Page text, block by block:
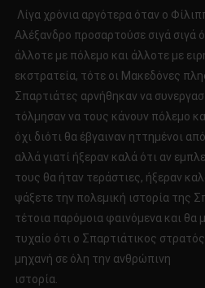
Λίγα χρόνια αργότερα όταν ο
Αλέξανδρο προσαρτούσε σιγά σιγά
άλλοτε με πόλεμο και άλλοτε με
εκστρατεία, τότε οι Μακεδόνες
Σπαρτιάτες αρνήθηκαν να
τόλμησαν να τους κάνουν πόλεμο
όχι διότι θα έβγαιναν ηττημένοι
αλλά γιατί ήξεραν καλά ότι αν
τους θα ήταν τεράστιες, ήξεραν
ψάξετε την πολεμική ιστορία της
τέτοια παρόμοια φαινόμενα και θα
τυχαίο ότι ο Σπαρτιάτικος
μηχανή σε όλη την ανθρώπινη